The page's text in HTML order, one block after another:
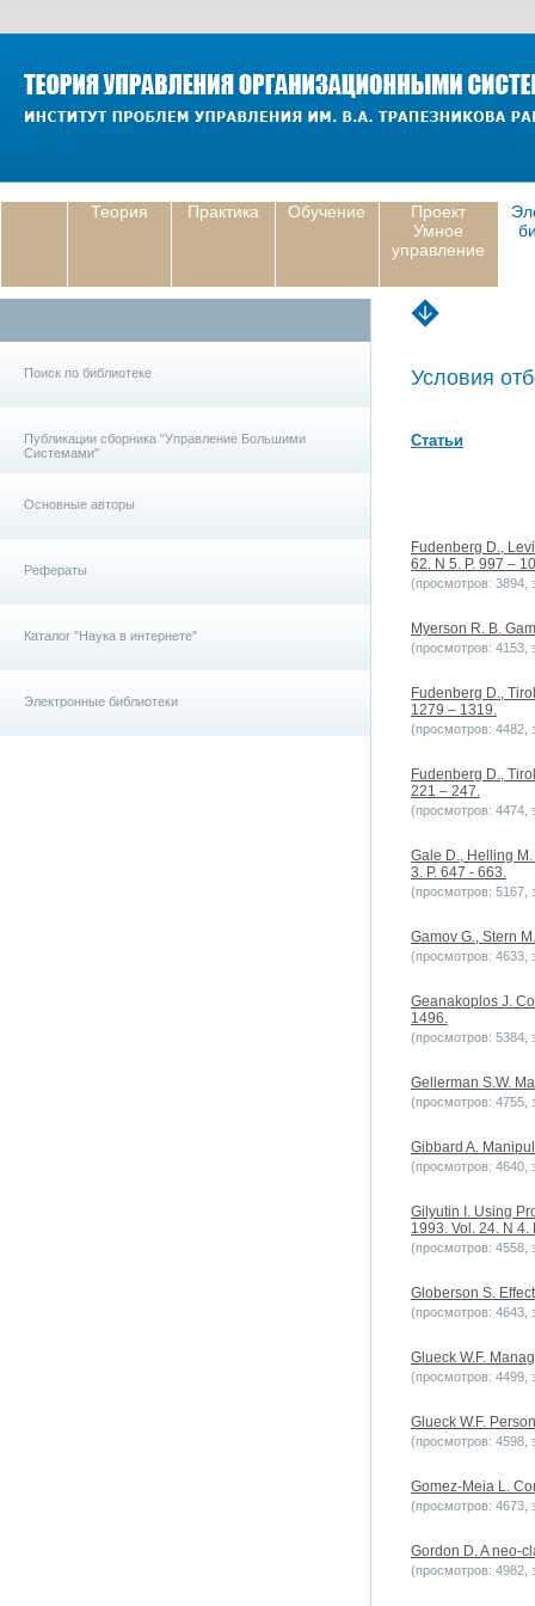
Теория Практика Обучение
Проект
Умное
управление
Поиск по библиотеке
Публикации сборника "Управление Большими
Системами"
Основные авторы
Рефераты
Каталог "Наука в интернете"
Электронные библиотеки
Условия
Статьи
Fudenberg D.,
62. N 5. P. 997 –
(просмотров: 3894,
Myerson R. B.
(просмотров: 4153,
Fudenberg D.,
1279 – 1319.
(просмотров: 4482,
Fudenberg D.,
221 – 247.
(просмотров: 4474,
Gale D., Helling
3. P. 647 - 663.
(просмотров: 5167,
Gamov G., Stern
(просмотров: 4633,
Geanakoplos J.
1496.
(просмотров: 5384,
Gellerman S.W.
(просмотров: 4755,
Gibbard A.
(просмотров: 4640,
Gilyutin I. Using
1993. Vol. 24. N 4.
(просмотров: 4558,
Globerson S.
(просмотров: 4643,
Glueck W.F.
(просмотров: 4499,
Glueck W.F.
(просмотров: 4598,
Gomez-Meia L.
(просмотров: 4673,
Gordon D. A neo-
(просмотров: 4982,